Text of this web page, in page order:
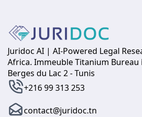
Juridoc AI | AI-Powered Legal
Africa. Immeuble Titanium Bureau
Berges du Lac 2 - Tunis
+216 99 313 253
contact@juridoc.tn